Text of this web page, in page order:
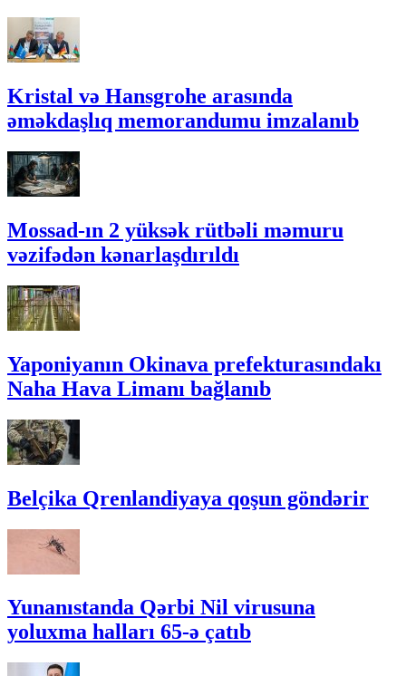
Kristal və Hansgrohe arasında
əməkdaşlıq memorandumu imzalanıb
Mossad-ın 2 yüksək rütbəli məmuru
vəzifədən kənarlaşdırıldı
Yaponiyanın Okinava prefekturasındakı
Naha Hava Limanı bağlanıb
Belçika Qrenlandiyaya qoşun göndərir
Yunanıstanda Qərbi Nil virusuna
yoluxma halları 65-ə çatıb